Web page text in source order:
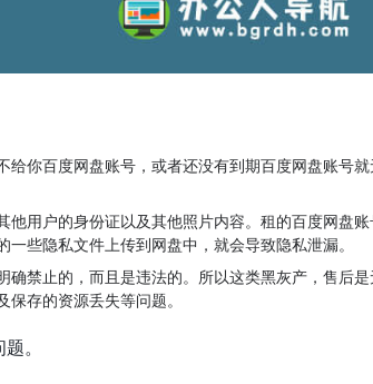
你百度网盘账号，或者还没有到期百度网盘账号就
用户的身份证以及其他照片内容。租的百度网盘账
些隐私文件上传到网盘中，就会导致隐私泄漏。
禁止的，而且是违法的。所以这类黑灰产，售后是
存的资源丢失等问题。
。